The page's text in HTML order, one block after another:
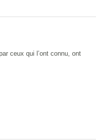
ceux qui l’ont connu, ont